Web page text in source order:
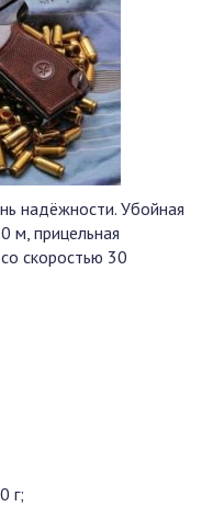
надёжности. Убойная
м, прицельная
скоростью 30
г;